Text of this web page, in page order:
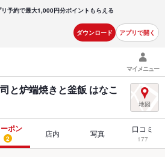
予約で最大1,000円分ポイントもらえる
ダウンロード アプリで開く
マイメニュー
と炉端焼きと釜飯 はなこ
ポン
2 店内 写真 口コミ
177